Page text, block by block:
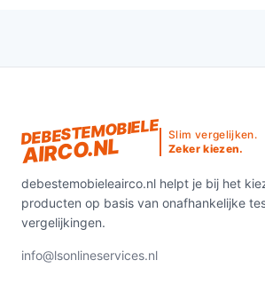
DEBESTEMOBIELE
AIRCO.NL
Slim vergelijken.
Zeker kiezen.
debestemobieleairco.nl helpt je bij het
producten op basis van onafhankelijke
vergelijkingen.
info@lsonlineservices.nl